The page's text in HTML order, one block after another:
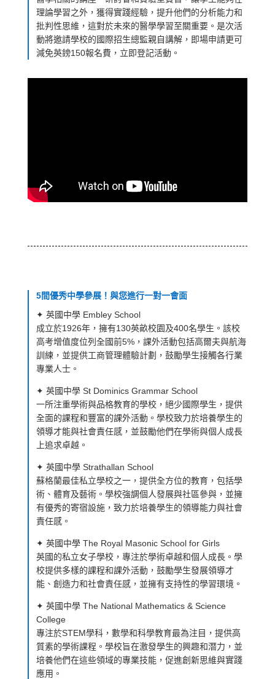
理論學習之外，獲得實踐經驗，提升他們的分析能力和
批判性思維，這對於未來的醫學學習至關重要。是次活
動將邀請學校的國際招生總監親自講解，即場申請更可
減免英鎊150報名費，立即登記活動。
5間優秀中學參展！與您進行一對一會面
✦ 英國中學 Embley School
成立於1926年，擁有130英畝校園及400名學生。該校
高考增值度位列全國前5%，課外活動包括高爾夫與航海
訓練，並提供工商管理體驗計劃，鼓勵學生接觸各行業
專業人士。
✦ 英國中學 St Dominics Grammar School
一所注重學術與品格教育的學校，絕少國際學生，提供
全面的課程和豐富的課外活動。學校致力於培養學生的
領導才能與社會責任感，並鼓勵他們在學術與個人成長
上追求卓越。
✦ 英國中學 Strathallan School
蘇格蘭最佳私立學校之一，提供全方位的教育，包括學
術、體育及藝術。學校強調個人發展與社區參與，並擁
有優秀的寄宿設施，致力於培養學生的領導能力與社會
責任感。
✦ 英國中學 The Royal Masonic School for Girls
英國的私立女子學校，專注於學術卓越和個人成長。學
校提供多樣的課程和課外活動，鼓勵學生發展領導才
能、創造力和社會責任感，並擁有支持性的學習環境。
✦ 英國中學 The National Mathematics & Science
College
專注於STEM學科，數學和科學教育最為注目，提供高
質素的學術課程。學校旨在激發學生的興趣和潛力，並
培養他們在這些領域的專業技能，促進創新思維與實踐
應用。